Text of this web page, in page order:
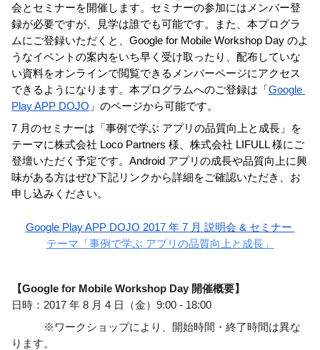
会とセミナーを開催します。セミナーの参加にはメンバー登
録が必要ですが、見学は誰でも可能です。また、本プログラ
ムにご登録いただくと、Google for Mobile Workshop Day のよ
うなイベントの案内をいち早く受け取ったり、配布していな
い資料をオンラインで閲覧できるメンバーページにアクセス
できるようになります。本プログラムへのご登録は「 Google
Play APP DOJO 」のページから可能です。
7 月のセミナーは「事例で学ぶ アプリの品質向上と成長」を
テーマに株式会社 Loco Partners 様、株式会社 LIFULL 様にご
登壇いただく予定です。Android アプリの成長や品質向上に興
味がある方はぜひ下記リンクから詳細をご確認いただき、お
申し込みください。
Google Play APP DOJO 2017 年 7 月 説明会 & セミナー
テーマ「事例で学ぶ アプリの品質向上と成長」
【Google for Mobile Workshop Day 開催概要】
日時：2017 年 8 月 4 日（金）9:00 - 18:00
※ワークショップにより、開始時間・終了時間は異な
ります。